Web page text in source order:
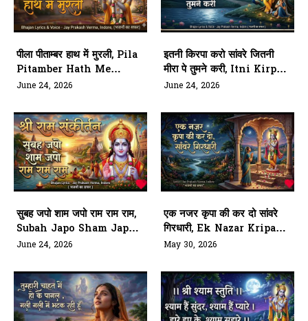
पीला पीताम्बर हाथ में मुरली, Pila
Pitamber Hath Me
Murli
June 24, 2026
इतनी किरपा करो सांवरे जितनी
मीरा पे तुमने करी, Itni Kirpa
Karo Sanwre Jitni
June 24, 2026
सुबह जपो शाम जपो राम राम राम,
Subah Japo Sham Japo
Ram Ram Ram
June 24, 2026
एक नजर कृपा की कर दो सांवरे
गिरधारी, Ek Nazar Kripa
Ki Dar Do Sanwre
May 30, 2026